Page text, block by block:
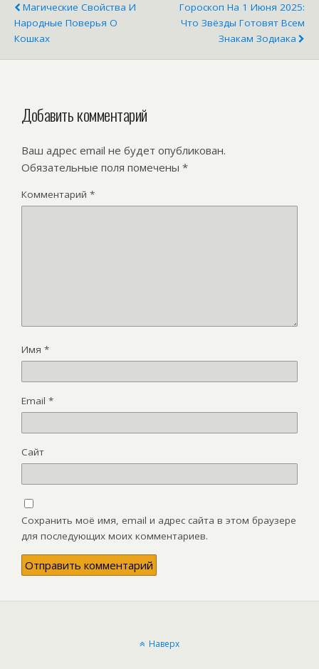
Магические Свойства И
Народные Поверья О
Кошках
Гороскоп На 1 Июня 2025:
Что Звёзды Готовят Всем
Знакам Зодиака
Добавить комментарий
Ваш адрес email не будет опубликован.
Обязательные поля помечены *
Комментарий *
Имя *
Email *
Сайт
Сохранить моё имя, email и адрес сайта в этом браузере
для последующих моих комментариев.
Наверх